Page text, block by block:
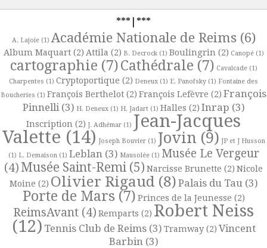
***|***
A. Lajoie(1) Académie Nationale de Reims (6)
Album Maquart(2) Attila (2) B. Decrock(1) Boulingrin (2) Canopé(1)
cartographie (7)Cathédrale (7) Cavalcade(1)
Charpentes (1) Cryptoportique (2) Deneux (1) E. Panofsky (1) Fontaine des
Boucheries (1) François Berthelot (2) François Lefèvre (2) François
Pinnelli (3) H. Deneux(1) H. Jadart(1) Halles (2) Inrap (3)
Inscription (2) J. Adhémar (1) Jean-Jacques
Valette (14) Joseph Bouvier(1) Jovin (9) JP et J Husson
(1) L. Demaison (1) Leblan (3) Mausolée(1) Musée Le Vergeur
(4) Musée Saint-Remi (5) Narcisse Brunette (2) Nicole
Moine (2) Olivier Rigaud (8) Palais du Tau (3)
Porte de Mars(7) Princes de la Jeunesse (2)
ReimsAvant (4) Remparts (2) Robert Neiss
(12) Tennis Club de Reims(3) Tramway(2) Vincent
Barbin (3)